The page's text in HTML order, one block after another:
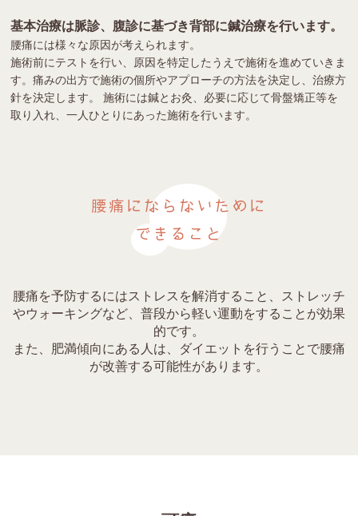
基本治療は脈診、腹診に基づき背部に鍼治療を行います。
腰痛には様々な原因が考えられます。
施術前にテストを行い、原因を特定したうえで施術を進めていきま
す。痛みの出方で施術の個所やアプローチの方法を決定し、治療方
針を決定します。 施術には鍼とお灸、必要に応じて骨盤矯正等を
取り入れ、一人ひとりにあった施術を行います。
腰痛にならないために
できること
腰痛を予防するにはストレスを解消すること、ストレッチ
やウォーキングなど、普段から軽い運動をすることが効果
的です。
また、肥満傾向にある人は、ダイエットを行うことで腰痛
が改善する可能性があります。